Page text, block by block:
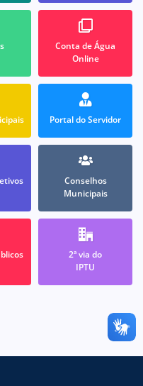
Conta de Água
Online
Portal do Servidor
Conselhos
Municipais
2ª via do
IPTU